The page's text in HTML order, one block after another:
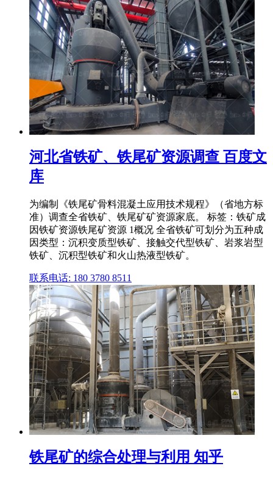
河北省铁矿、铁尾矿资源调查 百度文
库
为编制《铁尾矿骨料混凝土应用技术规程》（省地方标
准）调查全省铁矿、铁尾矿矿资源家底。 标签：铁矿成
因铁矿资源铁尾矿资源 1概况 全省铁矿可划分为五种成
因类型：沉积变质型铁矿、接触交代型铁矿、岩浆岩型
铁矿、沉积型铁矿和火山热液型铁矿。
联系电话: 180 3780 8511
铁尾矿的综合处理与利用 知乎